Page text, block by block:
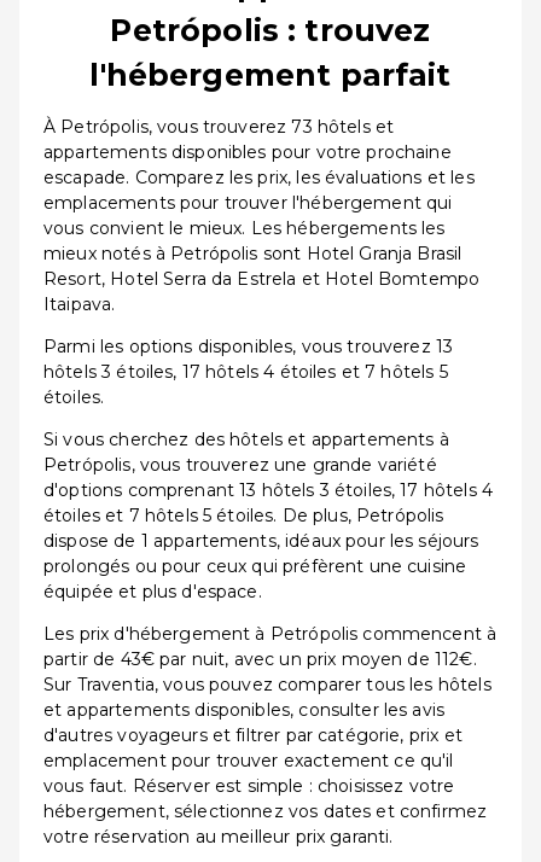
Petrópolis : trouvez
l'hébergement parfait
À Petrópolis, vous trouverez 73 hôtels et
appartements disponibles pour votre prochaine
escapade. Comparez les prix, les évaluations et les
emplacements pour trouver l'hébergement qui
vous convient le mieux. Les hébergements les
mieux notés à Petrópolis sont Hotel Granja Brasil
Resort, Hotel Serra da Estrela et Hotel Bomtempo
Itaipava.
Parmi les options disponibles, vous trouverez 13
hôtels 3 étoiles, 17 hôtels 4 étoiles et 7 hôtels 5
étoiles.
Si vous cherchez des hôtels et appartements à
Petrópolis, vous trouverez une grande variété
d'options comprenant 13 hôtels 3 étoiles, 17 hôtels 4
étoiles et 7 hôtels 5 étoiles. De plus, Petrópolis
dispose de 1 appartements, idéaux pour les séjours
prolongés ou pour ceux qui préfèrent une cuisine
équipée et plus d'espace.
Les prix d'hébergement à Petrópolis commencent à
partir de 43€ par nuit, avec un prix moyen de 112€.
Sur Traventia, vous pouvez comparer tous les hôtels
et appartements disponibles, consulter les avis
d'autres voyageurs et filtrer par catégorie, prix et
emplacement pour trouver exactement ce qu'il
vous faut. Réserver est simple : choisissez votre
hébergement, sélectionnez vos dates et confirmez
votre réservation au meilleur prix garanti.